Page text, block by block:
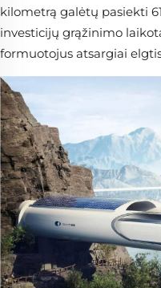
kilometrą galėtų pasiekti
investicijų grąžinimo
formuotojus atsargiai